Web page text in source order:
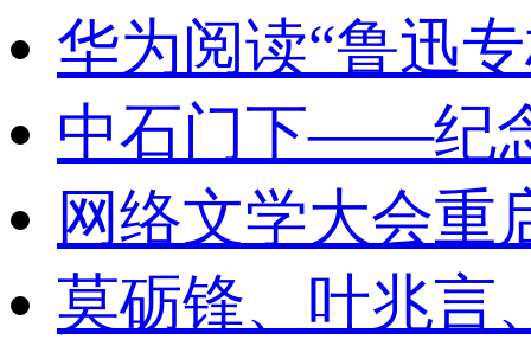
华为阅读“鲁迅
中石门下——纪
网络文学大会重
莫砺锋、叶兆言